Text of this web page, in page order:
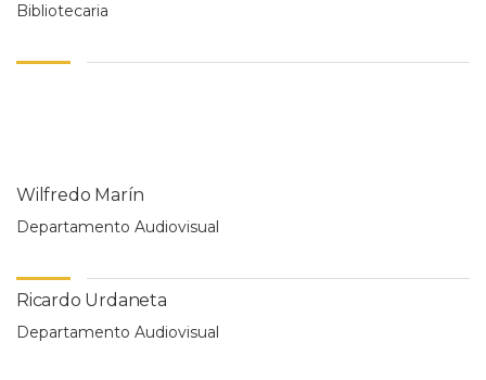
Bibliotecaria
Wilfredo Marín
Departamento Audiovisual
Ricardo Urdaneta
Departamento Audiovisual